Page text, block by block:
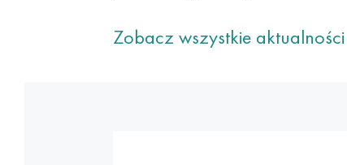
Zobacz wszystkie aktualności